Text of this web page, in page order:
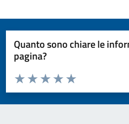
Quanto sono chiare le
pagina?
Valuta da 1 a 5 stelle la pagina
Valuta 5 stelle su 5
Valuta 4 stelle su 5
Valuta 3 stelle su 5
Valuta 2 stelle su 5
Valuta 1 stelle su 5